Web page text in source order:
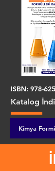
ISBN: 978-
Katalog
Kimya